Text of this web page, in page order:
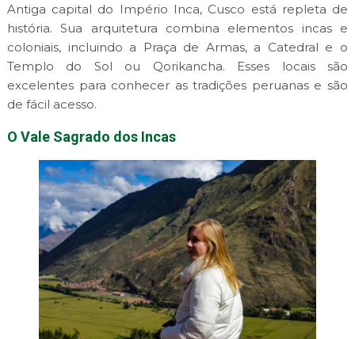
Antiga capital do Império Inca, Cusco está repleta de
história. Sua arquitetura combina elementos incas e
coloniais, incluindo a Praça de Armas, a Catedral e o
Templo do Sol ou Qorikancha. Esses locais são
excelentes para conhecer as tradições peruanas e são
de fácil acesso.
O Vale Sagrado dos Incas